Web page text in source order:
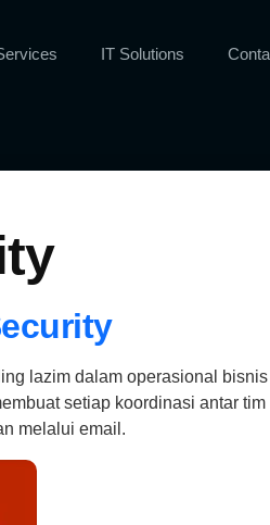
IT Solutions
lazim dalam operasional
setiap koordinasi antar
melalui email.